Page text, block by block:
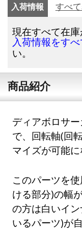
入荷情報 すべ
現在すべて在庫
入荷情報をす
い。
商品紹介
ディアボロサ
で、回転軸(回
マイズが可能に
このパーツを
ける部分)の幅
の方は白いイ
いるパーツ)が